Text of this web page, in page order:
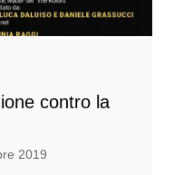
contro la
2019